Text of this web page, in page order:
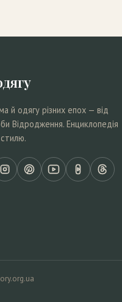
й одягу різних епох — від
Відродження. Енциклопедія